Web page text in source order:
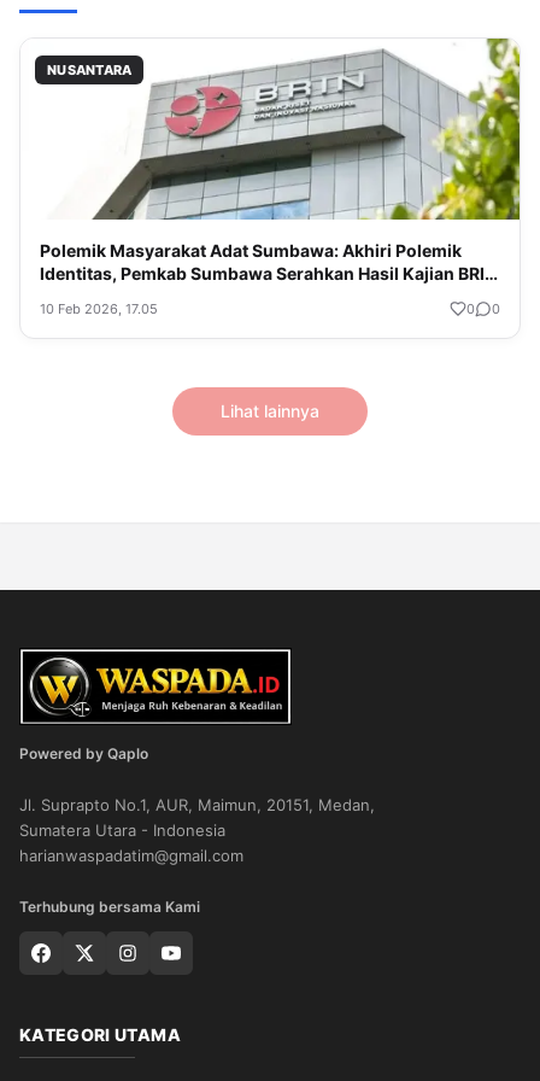
NUSANTARA
Polemik Masyarakat Adat Sumbawa: Akhiri Polemik
Identitas, Pemkab Sumbawa Serahkan Hasil Kajian BRIN
10 Feb 2026, 17.05 0 0
Lihat lainnya
Powered by Qaplo
Jl. Suprapto No.1, AUR, Maimun, 20151, Medan,
Sumatera Utara - Indonesia
harianwaspadatim@gmail.com
Terhubung bersama Kami
KATEGORI UTAMA